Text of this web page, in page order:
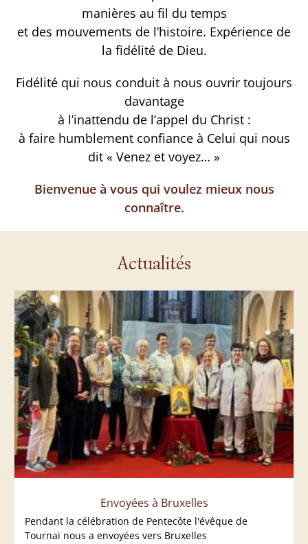
manières au fil du temps
et des mouvements de l’histoire. Expérience de
la fidélité de Dieu.
Fidélité qui nous conduit à nous ouvrir toujours
davantage
à l’inattendu de l’appel du Christ :
à faire humblement confiance à Celui qui nous
dit « Venez et voyez… »
Bienvenue à vous qui voulez mieux nous
connaître.
Actualités
Envoyées à Bruxelles
Pendant la célébration de Pentecôte l'évêque de
Tournai nous a envoyées vers Bruxelles